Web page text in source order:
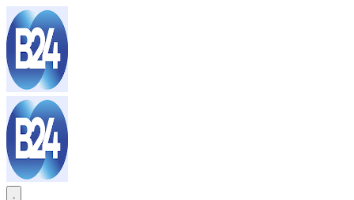
Sari
la
conținut